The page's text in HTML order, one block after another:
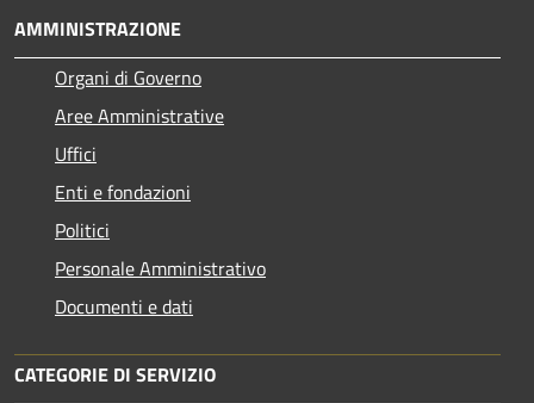
AMMINISTRAZIONE
Organi di Governo
Aree Amministrative
Uffici
Enti e fondazioni
Politici
Personale Amministrativo
Documenti e dati
CATEGORIE DI SERVIZIO